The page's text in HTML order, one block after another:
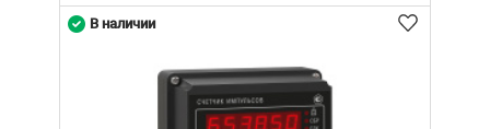
В наличии